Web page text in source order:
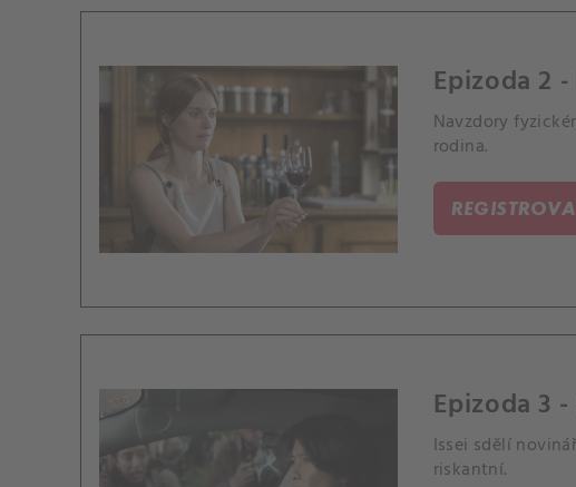
Epizoda 2
Navzdory
rodina.
Epizoda 3
Issei sdělí
riskantní.